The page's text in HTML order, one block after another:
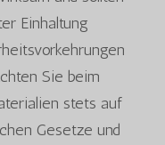
Einhaltung
Sie beim
stets auf
Gesetze und